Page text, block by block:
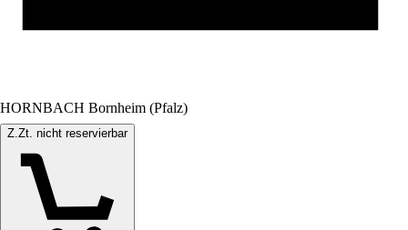
HORNBACH Bornheim (Pfalz)
Z.Zt. nicht reservierbar